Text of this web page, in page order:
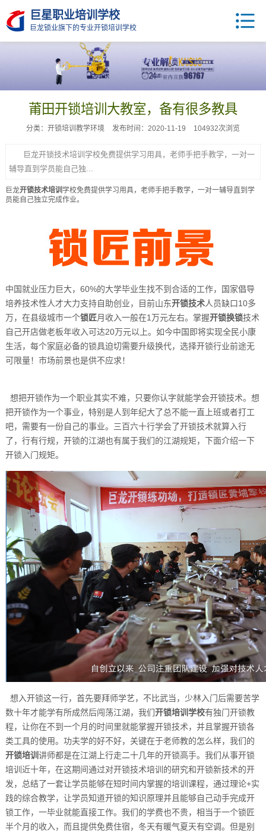
巨星职业培训学校
巨龙锁业旗下的专业开锁培训学校
莆田开锁培训大教室，备有很多教具
分类：开锁培训教学环境 发布时间：2020-11-19 104932次浏览
巨龙开锁技术培训学校免费提供学习用具，老师手把手教学，一对一
辅导直到学员能自己独...
巨龙开锁技术培训 学校免费提供学习用具，老师手把手教学，一对一辅导直到学
员能自己独立完成作业。
中国就业压力巨大，60%的大学毕业生找不到合适的工作，国家倡导
培养技术性人才大力支持自助创业，目前山东开锁技术人员缺口10多
万，在县级城市一个锁匠月收入一般在1万元左右。掌握开锁换锁技术
自己开店做老板年收入可达20万元以上。如今中国即将实现全民小康
生活，每个家庭必备的锁具迫切需要升级换代，选择开锁行业前途无
可限量！市场前景也是供不应求！
想把开锁作为一个职业其实不难，只要你认字就能学会开锁技术。想
把开锁作为一个事业，特别是人到年纪大了总不能一直上班或者打工
吧，需要有一份自己的事业。三百六十行学会了开锁技术就算入行
了，行有行规，开锁的江湖也有属于我们的江湖规矩，下面介绍一下
开锁入门规矩。
想入开锁这一行，首先要拜师学艺，不比武当，少林入门后需要苦学
数十年才能学有所成然后闯荡江湖，我们开锁培训学校有独门开锁教
程，让你在不到一个月的时间里就能掌握开锁技术，并且掌握开锁各
类工具的使用。功夫学的好不好，关键在于老师教的怎么样，我们的
开锁培训 讲师都是在江湖上行走二十几年的开锁高手。我们从事开锁
培训近十年，在这期间通过对开锁技术培训的研究和开锁新技术的开
发，总结了一套让学员能够在短时间内掌握的培训课程，通过理论+实
践的综合教学，让学员知道开锁的知识原理并且能够自己动手完成开
锁工作，一毕业就能直接工作。我们的学费也不贵，相当于一个锁匠
半个月的收入，而且提供免费住宿，冬天有暖气夏天有空调。但是别